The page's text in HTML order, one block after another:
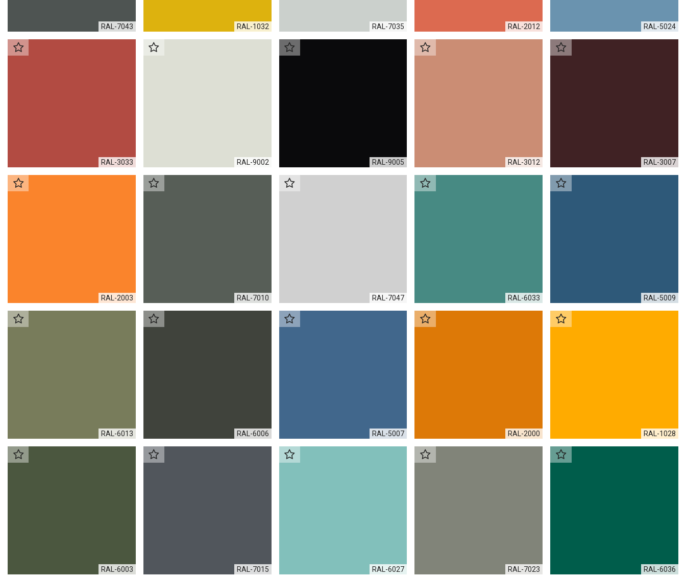
RAL-7043 RAL-1032 RAL-7035 RAL-2012 RAL-5024
RAL-3033 RAL-9002 RAL-9005 RAL-3012 RAL-3007
RAL-2003 RAL-7010 RAL-7047 RAL-6033 RAL-5009
RAL-6013 RAL-6006 RAL-5007 RAL-2000 RAL-1028
RAL-6003 RAL-7015 RAL-6027 RAL-7023 RAL-6036